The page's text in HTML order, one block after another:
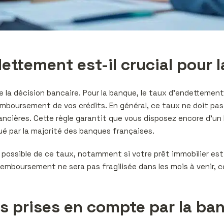
est-il crucial pour
décision bancaire. Pour la banque, le taux
de vos crédits. En général, ce taux ne doit
Cette règle garantit que vous disposez encore
par la majorité des banques françaises.
possible de ce taux, notamment si votre prêt immobilier
ne sera pas fragilisée dans les mois à
prises en compte par la